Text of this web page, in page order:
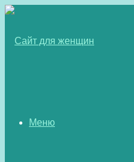
Меню